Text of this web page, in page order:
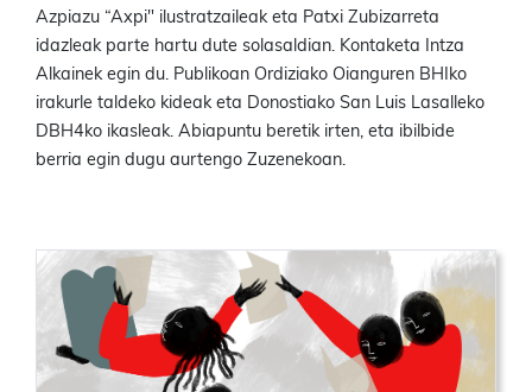
Azpiazu “Axpi" ilustratzaileak eta Patxi Zubizarreta
idazleak parte hartu dute solasaldian. Kontaketa Intza
Alkainek egin du. Publikoan Ordiziako Oianguren BHIko
irakurle taldeko kideak eta Donostiako San Luis Lasalleko
DBH4ko ikasleak. Abiapuntu beretik irten, eta ibilbide
berria egin dugu aurtengo Zuzenekoan.